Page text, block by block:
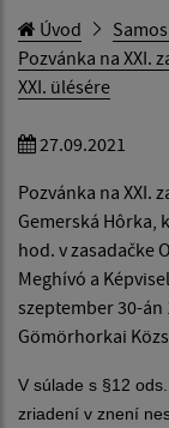
Úvod
Pozvánka na XXI.
XXI. ülésére
27.09.2021
Pozvánka na XXI.
Gemerská Hôrka,
hod. v zasadačke
Meghívó a
szeptember 30-
Gömörhorkai
V súlade s §12
zriadení v znení